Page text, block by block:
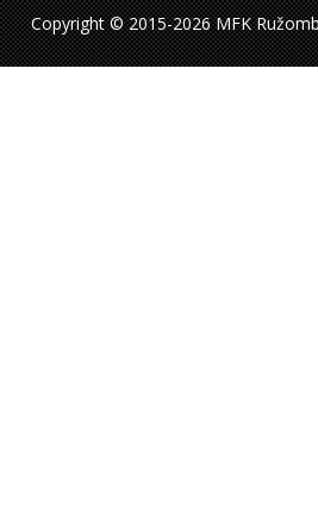
Copyright © 2015-2026 MFK